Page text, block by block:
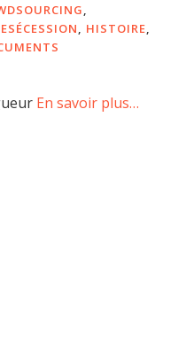
,
, HISTOIRE,
En savoir plus…